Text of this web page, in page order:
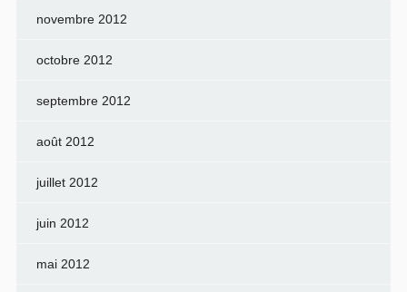
novembre 2012
octobre 2012
septembre 2012
août 2012
juillet 2012
juin 2012
mai 2012